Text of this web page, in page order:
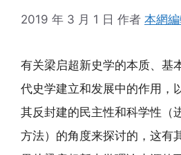
2019 年 3 月 1 日 作者 本網
有关梁启超新史学的本质、基
代史学建立和发展中的作用，
其反封建的民主性和科学性（
方法）的角度来探讨的，这有